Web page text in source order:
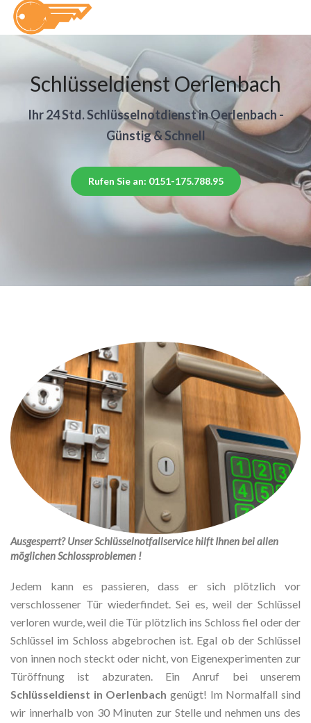
Schlüsseldienst Oerlenbach
Ihr 24 Std. Schlüsselnotdienst in Oerlenbach -
Günstig & Schnell
Rufen Sie an: 0151-175.788.95
Ausgesperrt? Unser Schlüsselnotfallservice hilft Ihnen bei allen
möglichen Schlossproblemen !
Jedem kann es passieren, dass er sich plötzlich vor
verschlossener Tür wiederfindet. Sei es, weil der Schlüssel
verloren wurde, weil die Tür plötzlich ins Schloss fiel oder der
Schlüssel im Schloss abgebrochen ist. Egal ob der Schlüssel
von innen noch steckt oder nicht, von Eigenexperimenten zur
Türöffnung ist abzuraten. Ein Anruf bei unserem
Schlüsseldienst in Oerlenbach genügt! Im Normalfall sind
wir innerhalb von 30 Minuten zur Stelle und nehmen uns des